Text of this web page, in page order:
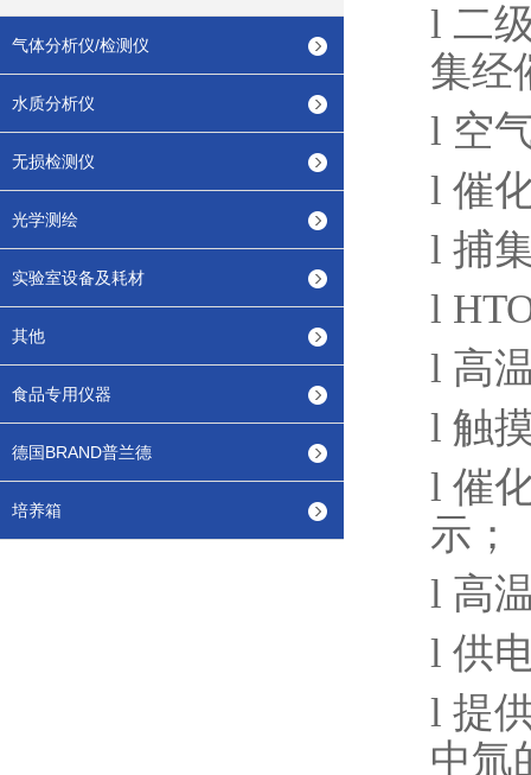
气体分析仪/检测仪
水质分析仪
无损检测仪
光学测绘
实验室设备及耗材
其他
食品专用仪器
德国BRAND普兰德
培养箱
l 二
集经
l 空
l 催
l 捕
l
l 高
l 触
l 催
示；
l 高
l 供
l 提
中氚